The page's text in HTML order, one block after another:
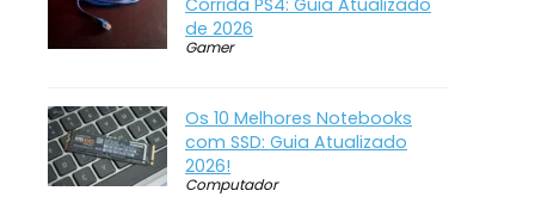
Corrida PS4: Guia Atualizado
de 2026
Gamer
Os 10 Melhores Notebooks
com SSD: Guia Atualizado
2026!
Computador